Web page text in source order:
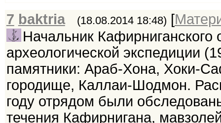
7 baktria (18.08.2014 18:48) [
Начальник Кафирниганского
археологической экспедиции
памятники: Араб-Хона, Хоки-
городище, Каллаи-Шодмон.
году отрядом были
течения Кафирнигана,